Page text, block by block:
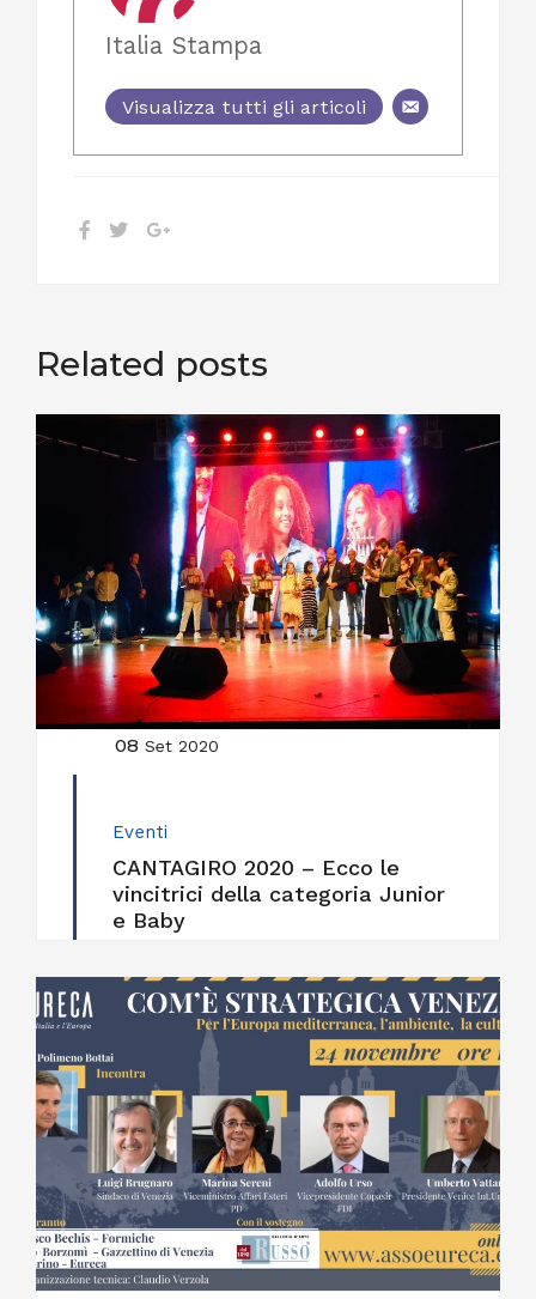
Italia Stampa
Visualizza tutti gli articoli
Related posts
08 Set 2020
Eventi
CANTAGIRO 2020 – Ecco le
vincitrici della categoria Junior
e Baby